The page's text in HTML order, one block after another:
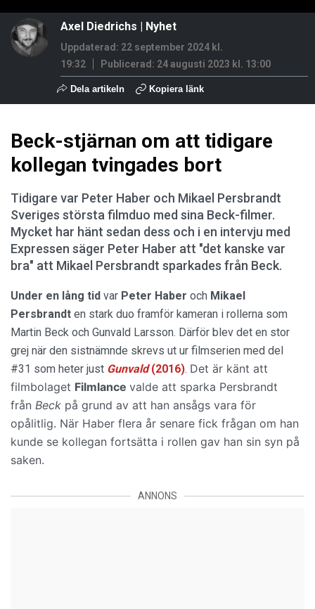
Axel Diedrichs Nyhet
Uppdaterad: 22 september 2024 kl.
19:32
Publicerad: 24 augusti 2023 kl. 13:00
Dela artikeln Kopiera länk
Beck-stjärnan om att tidigare
kollegan tvingades bort
Tidigare var Peter Haber och Mikael Persbrandt
Sveriges största filmduo med sina Beck-filmer.
Mycket har hänt sedan dess och i en intervju med
Expressen säger Peter Haber att "det kanske var
bra" att Mikael Persbrandt sparkades från Beck.
Under en lång tid var Peter Haber och Mikael
Persbrandt en stark duo framför kameran i rollerna som
Martin Beck och Gunvald Larsson. Därför blev det en stor
grej när den sistnämnde skrevs ut ur filmserien med del
#31 som heter just Gunvald(2016). Det är känt att
filmbolaget Filmlance valde att sparka Persbrandt
från Beck på grund av att han ansågs vara för
opålitlig. När Haber flera år senare fick frågan om han
kunde se kollegan fortsätta i rollen gav han sin syn på
saken.
ANNONS